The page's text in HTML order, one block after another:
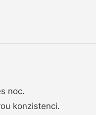
noc.
konzistenci.